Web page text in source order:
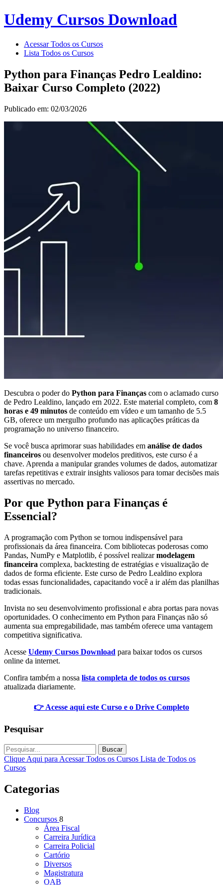
Udemy Cursos Download
Acessar Todos os Cursos
Lista Todos os Cursos
Python para Finanças Pedro Lealdino:
Baixar Curso Completo (2022)
Publicado em: 02/03/2026
Descubra o poder do Python para Finanças com o aclamado curso
de Pedro Lealdino, lançado em 2022. Este material completo, com 8
horas e 49 minutos de conteúdo em vídeo e um tamanho de 5.5
GB, oferece um mergulho profundo nas aplicações práticas da
programação no universo financeiro.
Se você busca aprimorar suas habilidades em análise de dados
financeiros ou desenvolver modelos preditivos, este curso é a
chave. Aprenda a manipular grandes volumes de dados, automatizar
tarefas repetitivas e extrair insights valiosos para tomar decisões mais
assertivas no mercado.
Por que Python para Finanças é
Essencial?
A programação com Python se tornou indispensável para
profissionais da área financeira. Com bibliotecas poderosas como
Pandas, NumPy e Matplotlib, é possível realizarmodelagem
financeira complexa, backtesting de estratégias e visualização de
dados de forma eficiente. Este curso de Pedro Lealdino explora
todas essas funcionalidades, capacitando você a ir além das planilhas
tradicionais.
Invista no seu desenvolvimento profissional e abra portas para novas
oportunidades. O conhecimento em Python para Finanças não só
aumenta sua empregabilidade, mas também oferece uma vantagem
competitiva significativa.
Acesse Udemy Cursos Download para baixar todos os cursos
online da internet.
Confira também a nossa lista completa de todos os cursos
atualizada diariamente.
👉 Acesse aqui este Curso e o Drive Completo
Pesquisar
Buscar
Clique Aqui para Acessar Todos os Cursos Lista de Todos os
Cursos
Categorias
Blog
Concursos 8
Área Fiscal
Carreira Jurídica
Carreira Policial
Cartório
Diversos
Magistratura
OAB